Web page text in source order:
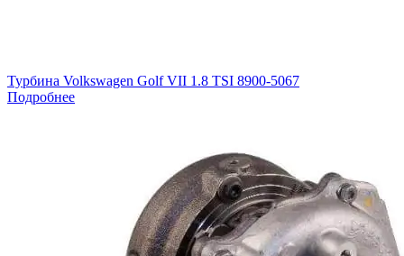
Турбина Volkswagen Golf VII 1.8 TSI 8900-5067
Подробнее